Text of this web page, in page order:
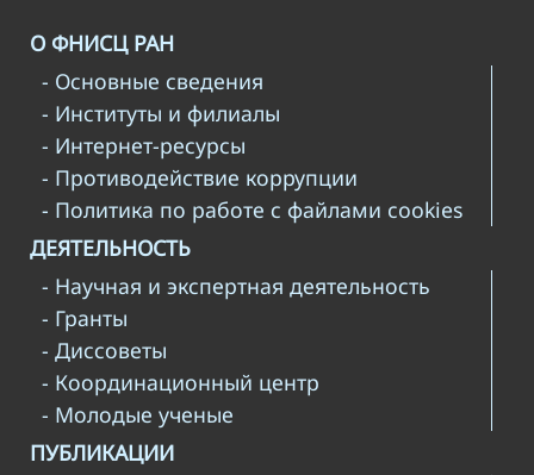
О ФНИСЦ РАН
- Основные сведения
- Институты и филиалы
- Интернет-ресурсы
- Противодействие коррупции
- Политика по работе с файлами cookies
ДЕЯТЕЛЬНОСТЬ
- Научная и экспертная деятельность
- Гранты
- Диссоветы
- Координационный центр
- Молодые ученые
ПУБЛИКАЦИИ